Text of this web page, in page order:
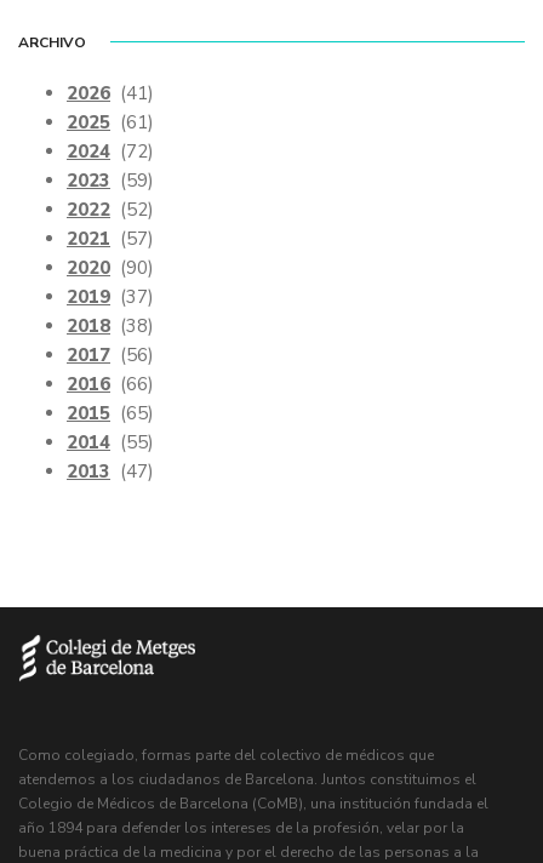
ARCHIVO
2026 (41)
2025 (61)
2024 (72)
2023 (59)
2022 (52)
2021 (57)
2020 (90)
2019 (37)
2018 (38)
2017 (56)
2016 (66)
2015 (65)
2014 (55)
2013 (47)
Como colegiado, formas parte del colectivo de médicos que
atendemos a los ciudadanos de Barcelona. Juntos constituimos el
Colegio de Médicos de Barcelona (CoMB), una institución fundada el
año 1894 para defender los intereses de la profesión, velar por la
buena práctica de la medicina y por el derecho de las personas a la